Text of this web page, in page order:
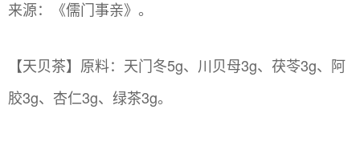
来源：《儒门事亲》。
【天贝茶】原料：天门冬5g、川贝母3g、茯苓3g、阿
胶3g、杏仁3g、绿茶3g。